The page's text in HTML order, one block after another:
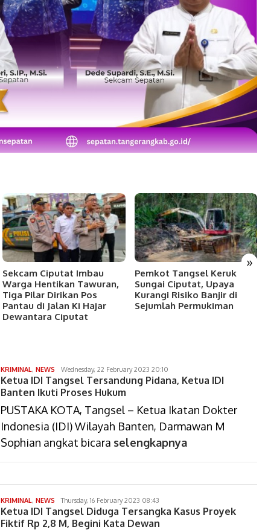
»
Sekcam Ciputat Imbau
Warga Hentikan Tawuran,
Tiga Pilar Dirikan Pos
Pantau di Jalan Ki Hajar
Dewantara Ciputat
Pemkot Tangsel Keruk
Sungai Ciputat, Upaya
Kurangi Risiko Banjir di
Sejumlah Permukiman
KRIMINAL, NEWS gunawan
sumaryono
Wednesday, 22 February 2023 20:10
Ketua IDI Tangsel Tersandung Pidana, Ketua IDI
Banten Ikuti Proses Hukum
PUSTAKA KOTA, Tangsel – Ketua Ikatan Dokter
Indonesia (IDI) Wilayah Banten, Darmawan M
Sophian angkat bicara selengkapnya
KRIMINAL, NEWS gunawan
sumaryono
Thursday, 16 February 2023 08:43
Ketua IDI Tangsel Diduga Tersangka Kasus Proyek
Fiktif Rp 2,8 M, Begini Kata Dewan